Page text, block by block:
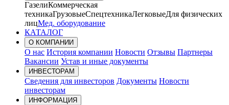
ГазелиКоммерческая
техникаГрузовыеСпецтехникаЛегковыеДля физических
лицМед. оборудование
КАТАЛОГ
О КОМПАНИИ
О нас История компании Новости Отзывы Партнеры
Вакансии Устав и иные документы
ИНВЕСТОРАМ
Сведения для инвесторов Документы Новости
инвесторам
ИНФОРМАЦИЯ